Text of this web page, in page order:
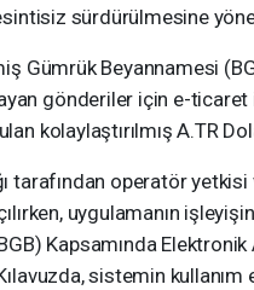
sürdürülmesine
Gümrük Beyannamesi
gönderiler için e-
kolaylaştırılmış A.TR
tarafından operatör
uygulamanın
Kapsamında
sistemin